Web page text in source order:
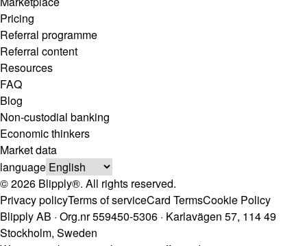
Pricing
Referral programme
Referral content
Resources
FAQ
Blog
Non-custodial banking
Economic thinkers
Market data
language
© 2026 Blipply®. All rights reserved.
Privacy policyTerms of serviceCard TermsCookie Policy
Blipply AB · Org.nr 559450-5306 · Karlavägen 57, 114 49
Stockholm, Sweden